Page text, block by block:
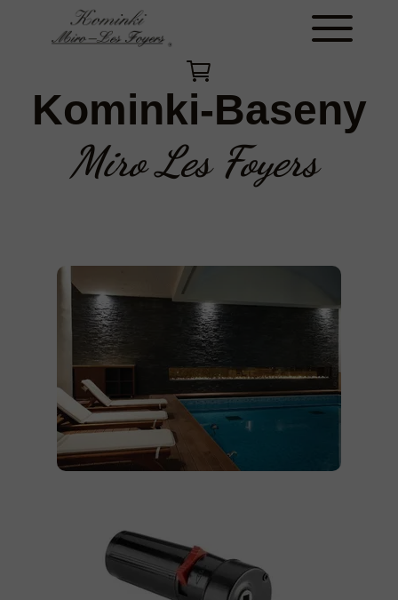
Kominki-Baseny
Miro Les Foyers